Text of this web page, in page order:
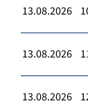
13.08.2026
13.08.2026
13.08.2026